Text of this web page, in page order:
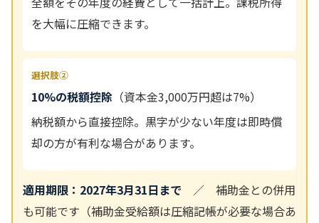
を大幅に圧縮できます。
選択肢②
10%の税額控除 （資本金3,000万円超は7%）
納税額から直接控除。黒字が少ない年度は即時償
却の方が有利な場合があります。
適用期限：2027年3月31日まで ／ 補助金との併用
も可能です（補助金受給額は圧縮記帳が必要な場合あ